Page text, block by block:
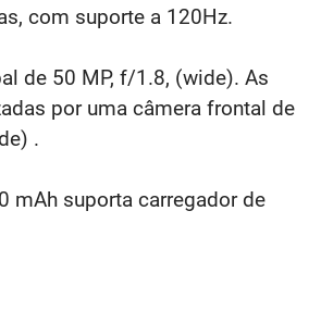
com suporte a 120Hz.
de 50 MP, f/1.8, (wide). As
por uma câmera frontal de
.
mAh suporta carregador de